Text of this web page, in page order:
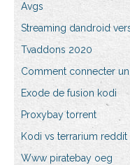
Avgs
Streaming dandroid
Tvaddons 2020
Comment connecter
Exode de fusion kodi
Proxybay torrent
Kodi vs terrarium reddit
Www piratebay oeg